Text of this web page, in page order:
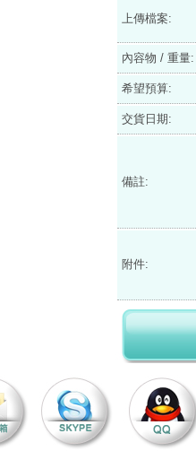
上傳檔案:
內容物 / 重量:
希望預算:
交貨日期:
備註:
附件: